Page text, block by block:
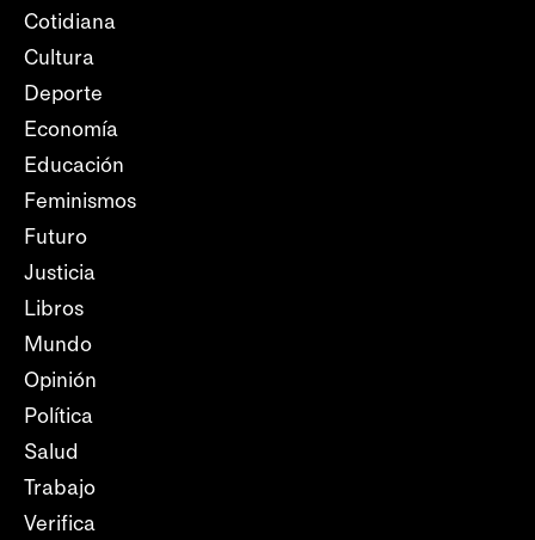
Cotidiana
Cultura
Deporte
Economía
Educación
Feminismos
Futuro
Justicia
Libros
Mundo
Opinión
Política
Salud
Trabajo
Verifica